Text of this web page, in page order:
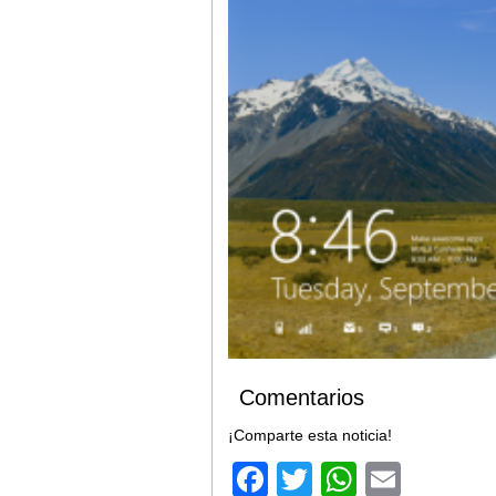
Comentarios
¡Comparte esta noticia!
Facebook
Twitter